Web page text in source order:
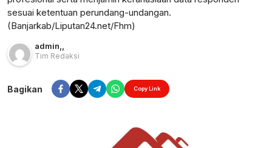
sesuai ketentuan perundang-undangan.
(Banjarkab/Liputan24.net/Fhm)
admin,,
Tim Redaksi
Bagikan Copy Link